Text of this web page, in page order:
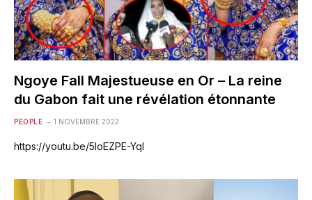
Ngoye Fall Majestueuse en Or – La reine
du Gabon fait une révélation étonnante
PEOPLE 1 NOVEMBRE 2022
https://youtu.be/5loEZPE-YqI